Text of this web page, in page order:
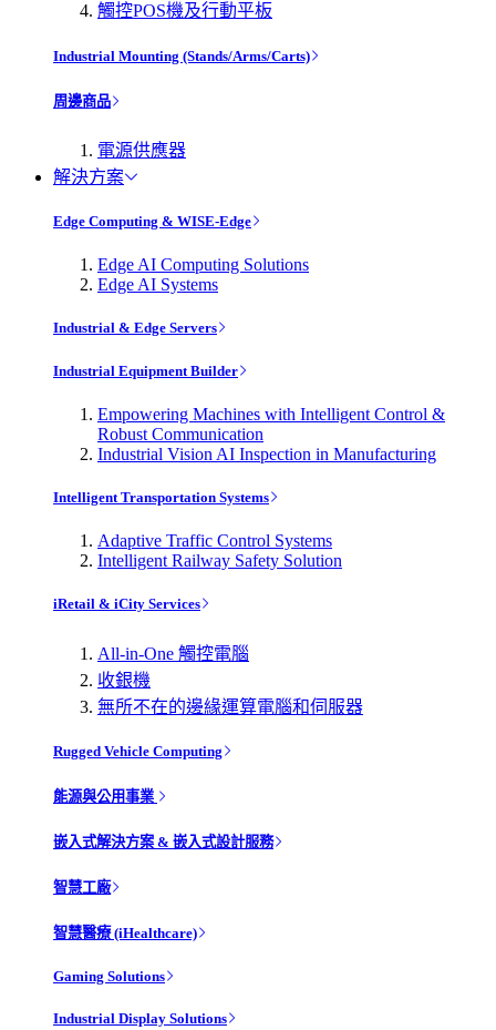
觸控POS機及行動平板
Industrial Mounting (Stands/Arms/Carts)
周邊商品
電源供應器
解決方案
Edge Computing & WISE-Edge
Edge AI Computing Solutions
Edge AI Systems
Industrial & Edge Servers
Industrial Equipment Builder
Empowering Machines with Intelligent Control &
Robust Communication
Industrial Vision AI Inspection in Manufacturing
Intelligent Transportation Systems
Adaptive Traffic Control Systems
Intelligent Railway Safety Solution
iRetail & iCity Services
All-in-One 觸控電腦
收銀機
無所不在的邊緣運算電腦和伺服器
Rugged Vehicle Computing
能源與公用事業
嵌入式解決方案 & 嵌入式設計服務
智慧工廠
智慧醫療 (iHealthcare)
Gaming Solutions
Industrial Display Solutions